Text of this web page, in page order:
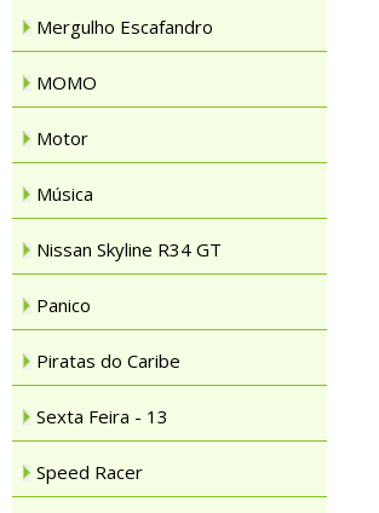
Mergulho Escafandro
MOMO
Motor
Música
Nissan Skyline R34 GT
Panico
Piratas do Caribe
Sexta Feira - 13
Speed Racer